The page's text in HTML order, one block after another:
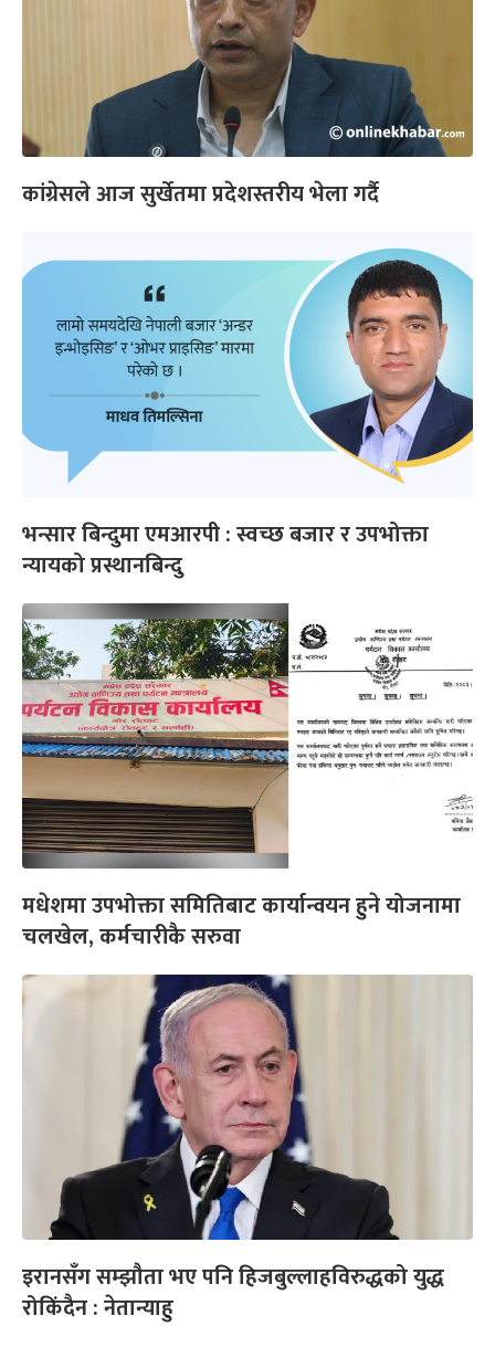
कांग्रेसले आज सुर्खेतमा प्रदेशस्तरीय भेला गर्दै
भन्सार बिन्दुमा एमआरपी : स्वच्छ बजार र उपभोक्ता
न्यायको प्रस्थानबिन्दु
मधेशमा उपभोक्ता समितिबाट कार्यान्वयन हुने योजनामा
चलखेल, कर्मचारीकै सरुवा
इरानसँग सम्झौता भए पनि हिजबुल्लाहविरुद्धको युद्ध
रोकिंदैन : नेतान्याहु